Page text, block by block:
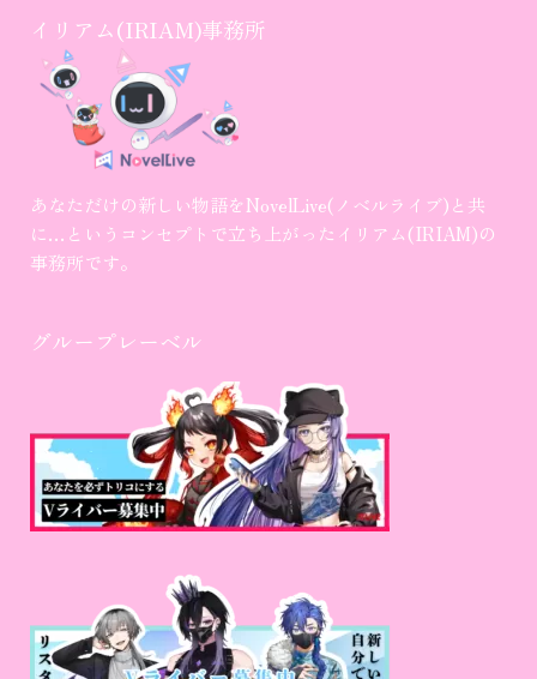
イリアム(IRIAM)事務所
あなただけの新しい物語をNovelLive(ノベルライブ)と共
に…というコンセプトで立ち上がったイリアム(IRIAM)の
事務所です。
グループレーベル